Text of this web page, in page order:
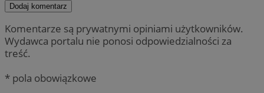
Dodaj komentarz
Komentarze są prywatnymi opiniami użytkowników.
Wydawca portalu nie ponosi odpowiedzialności za
treść.
* pola obowiązkowe